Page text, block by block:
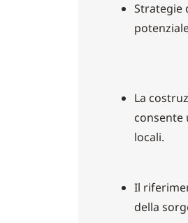
Strategie
La
consente
locali.
Il
della